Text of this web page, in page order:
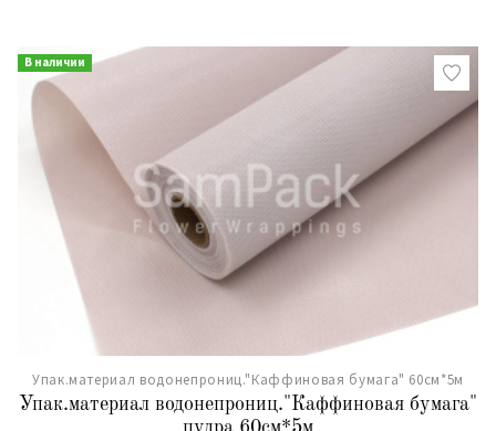
В наличии
Упак.материал водонепрониц."Каффиновая бумага" 60см*5м
Упак.материал водонепрониц."Каффиновая бумага"